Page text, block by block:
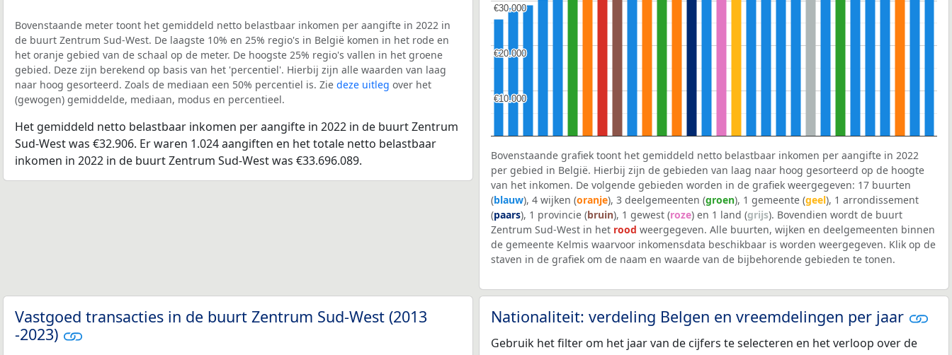
Bovenstaande meter toont het gemiddeld netto belastbaar inkomen per aangifte in 2022 in
de buurt Zentrum Sud-West. De laagste 10% en 25% regio's in België komen in het rode en
het oranje gebied van de schaal op de meter. De hoogste 25% regio's vallen in het groene
gebied. Deze zijn berekend op basis van het 'percentiel'. Hierbij zijn alle waarden van laag
naar hoog gesorteerd. Zoals de mediaan een 50% percentiel is. Zie deze uitleg over het
(gewogen) gemiddelde, mediaan, modus en percentieel.
Het gemiddeld netto belastbaar inkomen per aangifte in 2022 in de buurt Zentrum
Sud-West was €32.906. Er waren 1.024 aangiften en het totale netto belastbaar
inkomen in 2022 in de buurt Zentrum Sud-West was €33.696.089.
€10.000
€10.000
€20.000
€20.000
€30.000
€30.000
Bovenstaande grafiek toont het gemiddeld netto belastbaar inkomen per aangifte in 2022
per gebied in België. Hierbij zijn de gebieden van laag naar hoog gesorteerd op de hoogte
van het inkomen. De volgende gebieden worden in de grafiek weergegeven: 17 buurten
(blauw), 4 wijken (oranje), 3 deelgemeenten (groen), 1 gemeente (geel), 1 arrondissement
(paars), 1 provincie (bruin), 1 gewest (roze) en 1 land (grijs). Bovendien wordt de buurt
Zentrum Sud-West in het rood weergegeven. Alle buurten, wijken en deelgemeenten binnen
de gemeente Kelmis waarvoor inkomensdata beschikbaar is worden weergegeven. Klik op de
staven in de grafiek om de naam en waarde van de bijbehorende gebieden te tonen.
Vastgoed transacties in de buurt Zentrum Sud-West (2013
-2023)
Nationaliteit: verdeling Belgen en vreemdelingen per jaar
Gebruik het filter om het jaar van de cijfers te selecteren en het verloop over de